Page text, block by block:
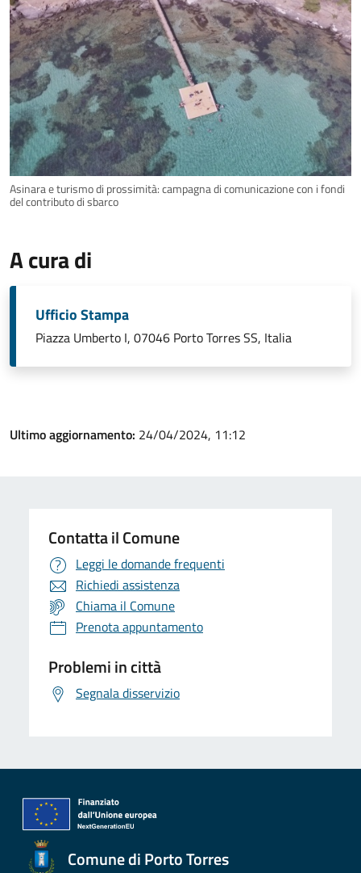
Asinara e turismo di prossimità: campagna di comunicazione con i fondi
del contributo di sbarco
A cura di
Ufficio Stampa
Piazza Umberto I, 07046 Porto Torres SS, Italia
Ultimo aggiornamento: 24/04/2024, 11:12
Contatta il Comune
Leggi le domande frequenti
Richiedi assistenza
Chiama il Comune
Prenota appuntamento
Problemi in città
Segnala disservizio
Comune di Porto Torres